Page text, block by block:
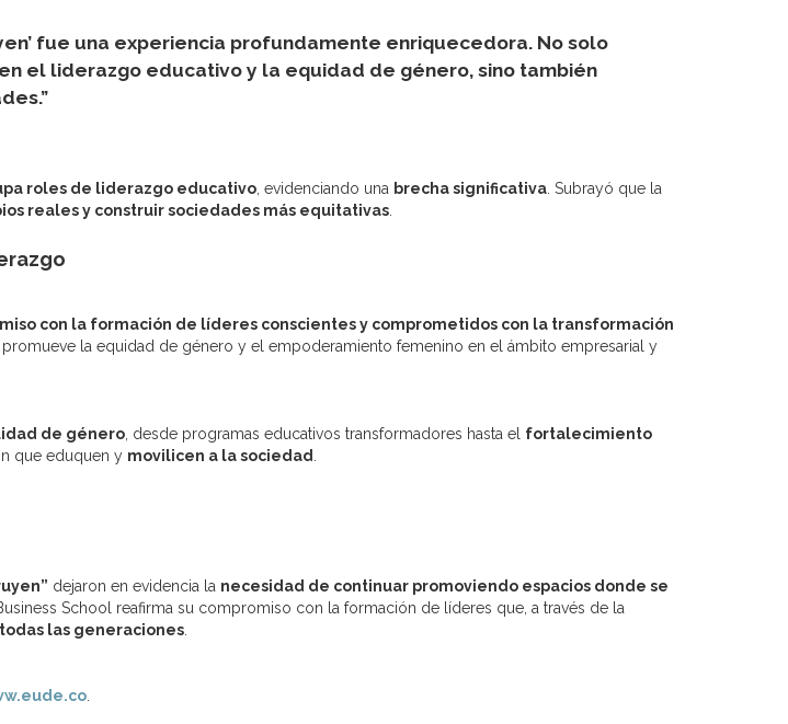
fue una experiencia profundamente enriquecedora. No solo
el liderazgo educativo y la equidad de género, sino también
roles de liderazgo educativo , evidenciando una brecha significativa Subrayó que la
reales y construir sociedades más equitativas
con la formación de líderes conscientes y comprometidos con la transformación
la equidad de género y el empoderamiento femenino en el ámbito empresarial y
de género , desde programas educativos transformadores hasta el fortalecimiento
que eduquen y movilicen a la sociedad
dejaron en evidencia la necesidad de continuar promoviendo espacios donde se
School reafirma su compromiso con la formación de líderes que, a través de la
las generaciones